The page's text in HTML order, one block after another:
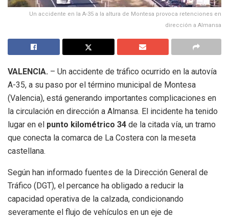
Un accidente en la A-35 a la altura de Montesa provoca retenciones en
dirección a Almansa
VALENCIA. – Un accidente de tráfico ocurrido en la autovía
A-35, a su paso por el término municipal de Montesa
(Valencia), está generando importantes complicaciones en
la circulación en dirección a Almansa. El incidente ha tenido
lugar en el punto kilométrico 34 de la citada vía, un tramo
que conecta la comarca de La Costera con la meseta
castellana.
Según han informado fuentes de la Dirección General de
Tráfico (DGT), el percance ha obligado a reducir la
capacidad operativa de la calzada, condicionando
severamente el flujo de vehículos en un eje de